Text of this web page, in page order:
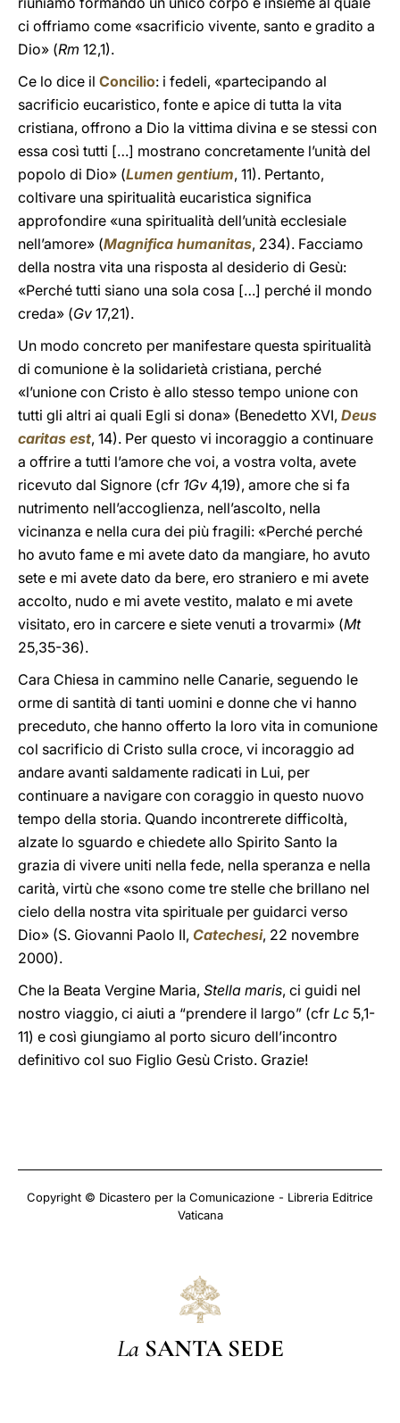
ci offriamo come «sacrificio vivente, santo e gradito a
Dio» (Rm 12,1).
Ce lo dice il Concilio: i fedeli, «partecipando al
sacrificio eucaristico, fonte e apice di tutta la vita
cristiana, offrono a Dio la vittima divina e se stessi con
essa così tutti […] mostrano concretamente l’unità del
popolo di Dio» (Lumen gentium, 11). Pertanto,
coltivare una spiritualità eucaristica significa
approfondire «una spiritualità dell’unità ecclesiale
nell’amore» (Magnifica humanitas, 234). Facciamo
della nostra vita una risposta al desiderio di Gesù:
«Perché tutti siano una sola cosa […] perché il mondo
creda» (Gv 17,21).
Un modo concreto per manifestare questa spiritualità
di comunione è la solidarietà cristiana, perché
«l’unione con Cristo è allo stesso tempo unione con
tutti gli altri ai quali Egli si dona» (Benedetto XVI, Deus
caritas est, 14). Per questo vi incoraggio a continuare
a offrire a tutti l’amore che voi, a vostra volta, avete
ricevuto dal Signore (cfr 1Gv 4,19), amore che si fa
nutrimento nell’accoglienza, nell’ascolto, nella
vicinanza e nella cura dei più fragili: «Perché perché
ho avuto fame e mi avete dato da mangiare, ho avuto
sete e mi avete dato da bere, ero straniero e mi avete
accolto, nudo e mi avete vestito, malato e mi avete
visitato, ero in carcere e siete venuti a trovarmi» (Mt
25,35-36).
Cara Chiesa in cammino nelle Canarie, seguendo le
orme di santità di tanti uomini e donne che vi hanno
preceduto, che hanno offerto la loro vita in comunione
col sacrificio di Cristo sulla croce, vi incoraggio ad
andare avanti saldamente radicati in Lui, per
continuare a navigare con coraggio in questo nuovo
tempo della storia. Quando incontrerete difficoltà,
alzate lo sguardo e chiedete allo Spirito Santo la
grazia di vivere uniti nella fede, nella speranza e nella
carità, virtù che «sono come tre stelle che brillano nel
cielo della nostra vita spirituale per guidarci verso
Dio» (S. Giovanni Paolo II, Catechesi, 22 novembre
2000).
Che la Beata Vergine Maria, Stella maris, ci guidi nel
nostro viaggio, ci aiuti a “prendere il largo” (cfr Lc 5,1-
11) e così giungiamo al porto sicuro dell’incontro
definitivo col suo Figlio Gesù Cristo. Grazie!
Copyright © Dicastero per la Comunicazione - Libreria Editrice
Vaticana
La SANTA SEDE